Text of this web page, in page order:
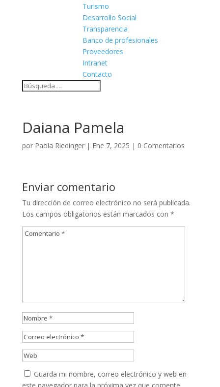
Turismo
Desarrollo Social
Transparencia
Banco de profesionales
Proveedores
Intranet
Contacto
Daiana Pamela
por Paola Riedinger| Ene 7, 2025 | 0 Comentarios
Enviar comentario
Tu dirección de correo electrónico no será publicada.
Los campos obligatorios están marcados con *
Guarda mi nombre, correo electrónico y web en